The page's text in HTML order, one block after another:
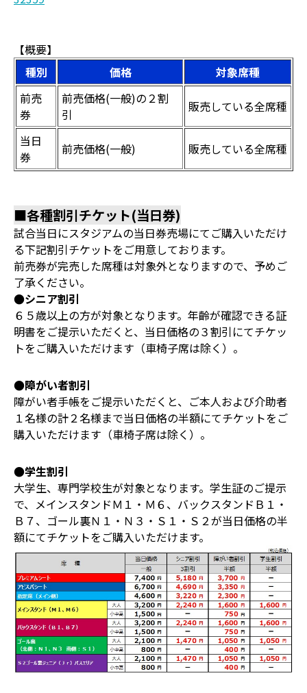
【概要】
種別
価格
対象席種
前売
券
前売価格(一般)の２割
引
販売している全席種
当日
券
前売価格(一般) 販売している全席種
■各種割引チケット(当日券)
試合当日にスタジアムの当日券売場にてご購入いただけ
る下記割引チケットをご用意しております。
前売券が完売した席種は対象外となりますので、予めご
了承ください。
●シニア割引
６５歳以上の方が対象となります。年齡が確認できる証
明書をご提示いただくと、当日価格の３割引にてチケッ
トをご購入いただけます（車椅子席は除く）。
●障がい者割引
障がい者手帳をご提示いただくと、ご本人および介助者
１名様の計２名様まで当日価格の半額にてチケットをご
購入いただけます（車椅子席は除く）。
●学生割引
大学生、専門学校生が対象となります。学生証のご提示
で、メインスタンドＭ１・Ｍ６、バックスタンドＢ１・
Ｂ７、ゴール裏Ｎ１・Ｎ３・Ｓ１・Ｓ２が当日価格の半
額にてチケットをご購入いただけます。